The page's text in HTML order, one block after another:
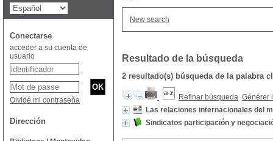
New search
Resultado de la búsqueda
2 resultado(s) búsqueda de la palabra
Refinar búsqueda Générer
Las relaciones internacionales del
Sindicatos participación y
Conectarse
acceder a su cuenta de
usuario
Olvidé mi contraseña
Dirección